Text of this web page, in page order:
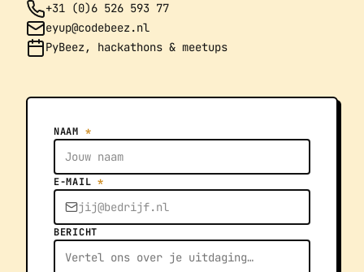
+31 (0)6 526 593 77
eyup@codebeez.nl
PyBeez, hackathons & meetups
NAAM *
E-MAIL *
BERICHT